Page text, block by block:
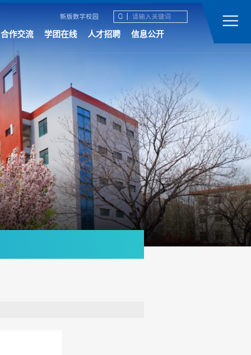
新版数字校园
合作交流 学团在线 人才招聘 信息公开